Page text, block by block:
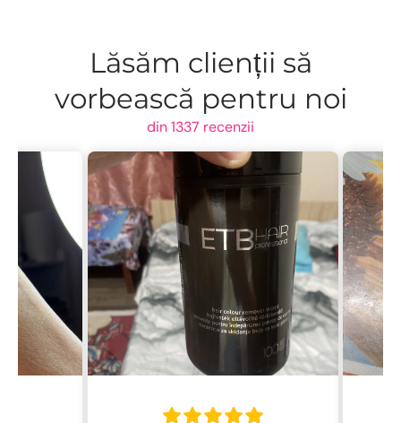
Lăsăm clienții să
vorbească pentru noi
din 1337 recenzii